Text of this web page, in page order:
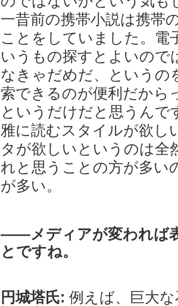
一昔前の携帯小説は携帯
ことをしていました。電
いうもの探すとよいので
なきゃだめだ、というの
索できるのが便利だから
というだけだと思うんで
雅に読むスタイルが欲し
タが欲しいというのは全
れと思うことの方が多い
が多い。
――メディアが変われば
とですね。
円城塔氏: 例えば、巨大